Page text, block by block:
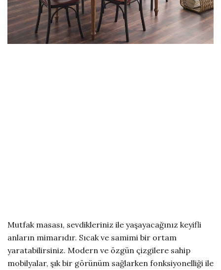
Mutfak masası, sevdikleriniz ile yaşayacağınız keyifli
anların mimarıdır. Sıcak ve samimi bir ortam
yaratabilirsiniz. Modern ve özgün çizgilere sahip
mobilyalar, şık bir görünüm sağlarken fonksiyonelliği ile